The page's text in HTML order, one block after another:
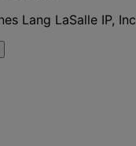
Lang LaSalle IP, Inc